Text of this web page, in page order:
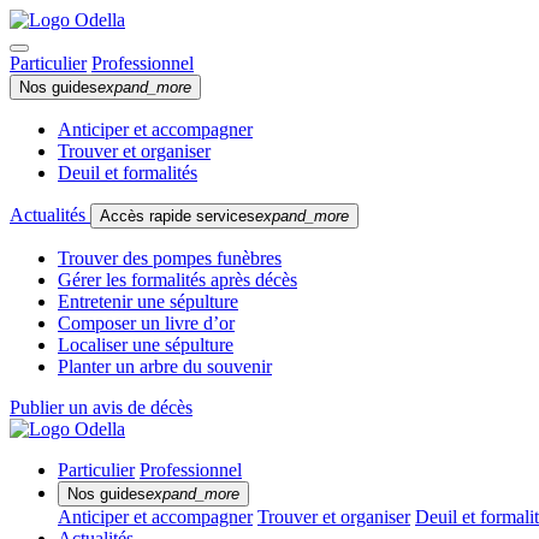
Particulier Professionnel
Nos guidesexpand_more
Anticiper et accompagner
Trouver et organiser
Deuil et formalités
Actualités Accès rapide servicesexpand_more
Trouver des pompes funèbres
Gérer les formalités après décès
Entretenir une sépulture
Composer un livre d’or
Localiser une sépulture
Planter un arbre du souvenir
Publier un avis de décès
Particulier Professionnel
Nos guidesexpand_more
Anticiper et accompagner Trouver et organiser Deuil et